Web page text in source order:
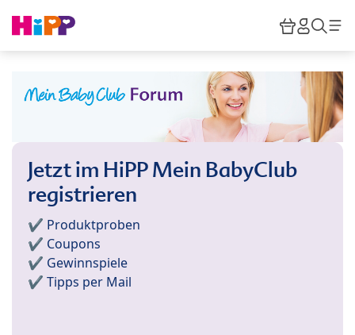
HiPP
Jetzt im HiPP Mein BabyClub
registrieren
✔️ Produktproben
✔️ Coupons
✔️ Gewinnspiele
✔️ Tipps per Mail